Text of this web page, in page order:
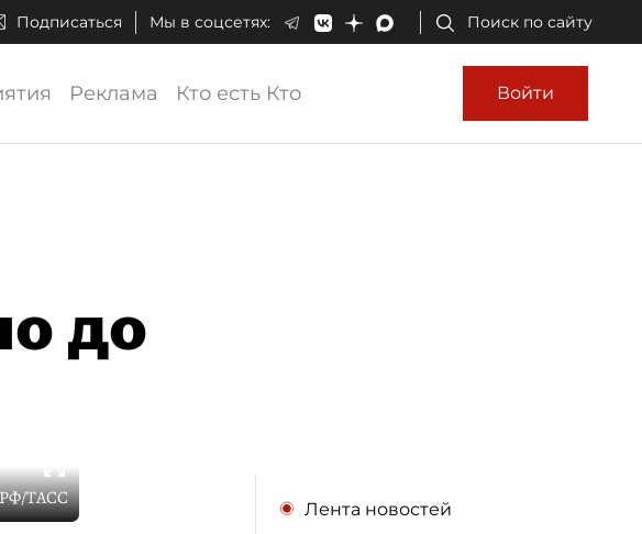
Подписаться Мы в соцсетях: Поиск по сайту
Реклама Кто есть Кто Войти
до
РФ/ТАСС Лента новостей